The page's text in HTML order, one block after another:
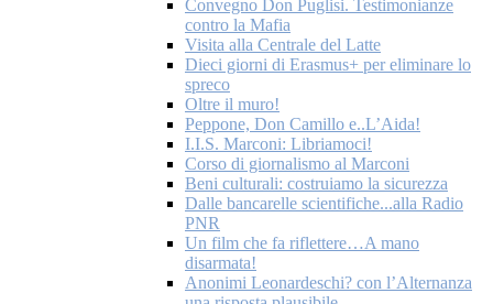
Convegno Don Puglisi. Testimonianze
contro la Mafia
Visita alla Centrale del Latte
Dieci giorni di Erasmus+ per eliminare lo
spreco
Oltre il muro!
Peppone, Don Camillo e..L’Aida!
I.I.S. Marconi: Libriamoci!
Corso di giornalismo al Marconi
Beni culturali: costruiamo la sicurezza
Dalle bancarelle scientifiche...alla Radio
PNR
Un film che fa riflettere…A mano
disarmata!
Anonimi Leonardeschi? con l’Alternanza